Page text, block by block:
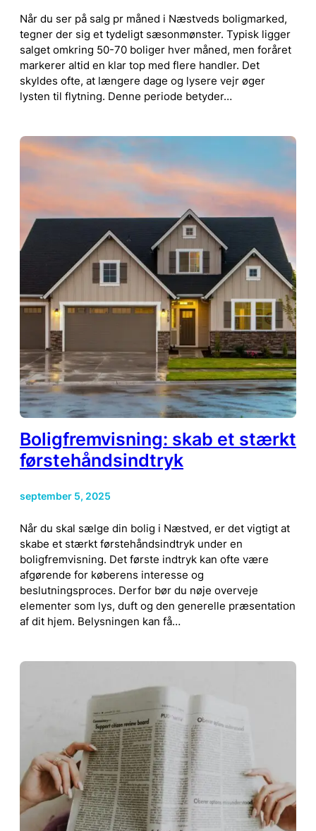
Når du ser på salg pr måned i Næstveds boligmarked,
tegner der sig et tydeligt sæsonmønster. Typisk ligger
salget omkring 50-70 boliger hver måned, men foråret
markerer altid en klar top med flere handler. Det
skyldes ofte, at længere dage og lysere vejr øger
lysten til flytning. Denne periode betyder…
Boligfremvisning: skab et stærkt
førstehåndsindtryk
september 5, 2025
Når du skal sælge din bolig i Næstved, er det vigtigt at
skabe et stærkt førstehåndsindtryk under en
boligfremvisning. Det første indtryk kan ofte være
afgørende for køberens interesse og
beslutningsproces. Derfor bør du nøje overveje
elementer som lys, duft og den generelle præsentation
af dit hjem. Belysningen kan få…